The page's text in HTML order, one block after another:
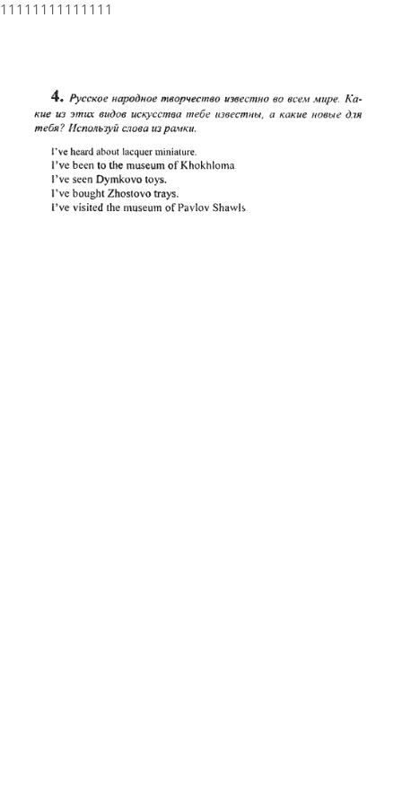
11111111111111